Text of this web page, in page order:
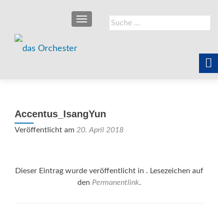
Suche
nach:
SCHALTE NAVIGATION
Accentus_IsangYun
Veröffentlicht am 20. April 2018
Dieser Eintrag wurde veröffentlicht in . Lesezeichen auf
den Permanentlink.